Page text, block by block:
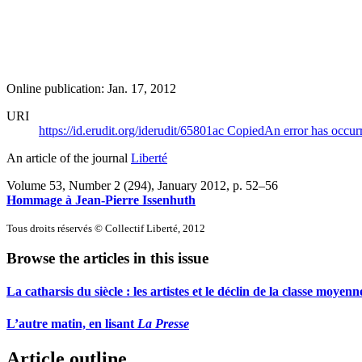
Online publication: Jan. 17, 2012
URI
https://id.erudit.org/iderudit/65801ac CopiedAn error has
An article of the journal Liberté
Volume 53, Number 2 (294), January 2012, p. 52–56
Hommage à Jean-Pierre Issenhuth
Tous droits réservés © Collectif Liberté, 2012
Browse the articles in this issue
La catharsis du siècle : les artistes et le déclin de la classe
L’autre matin, en lisant La Presse